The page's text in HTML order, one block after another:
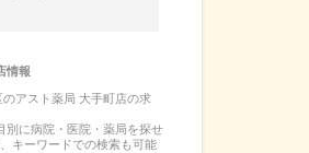
情報
のアスト薬局 大手町店の求
別に病院・医院・薬局を探せ
キーワードでの検索も可能